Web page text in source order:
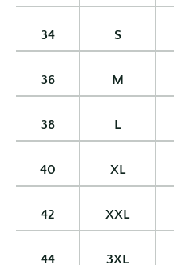
34 S
36 M
38 L
40 XL
42 XXL
44 3XL